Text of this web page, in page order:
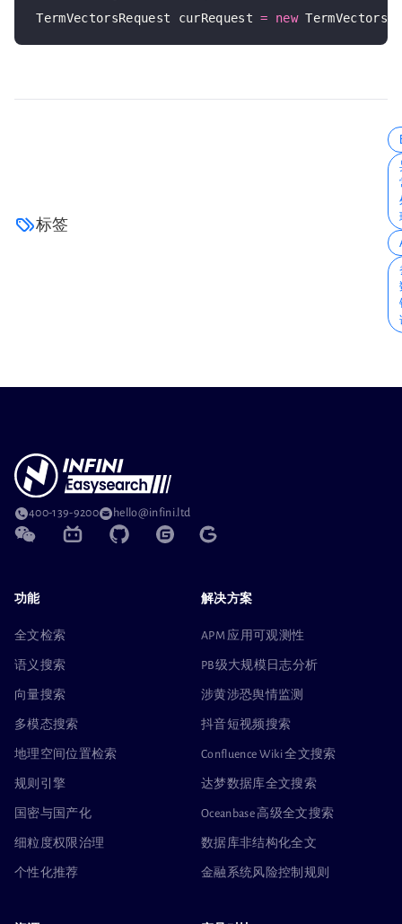
TermVectorsRequest curRequest = new
标签
400-139-9200 hello@infini.ltd
功能
全文检索
语义搜索
向量搜索
多模态搜索
地理空间位置检索
规则引擎
国密与国产化
细粒度权限治理
个性化推荐
解决方案
APM 应用可观测性
PB级大规模日志分析
涉黄涉恐舆情监测
抖音短视频搜索
Confluence Wiki 全文搜索
达梦数据库全文搜索
Oceanbase 高级全文搜索
数据库非结构化全文
金融系统风险控制规则